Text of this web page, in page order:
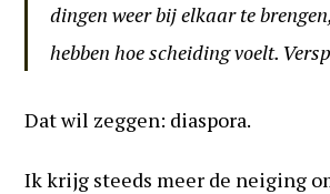
dingen weer bij elkaar te
hebben hoe scheiding voelt.
Dat wil zeggen: diaspora.
Ik krijg steeds meer de neiging